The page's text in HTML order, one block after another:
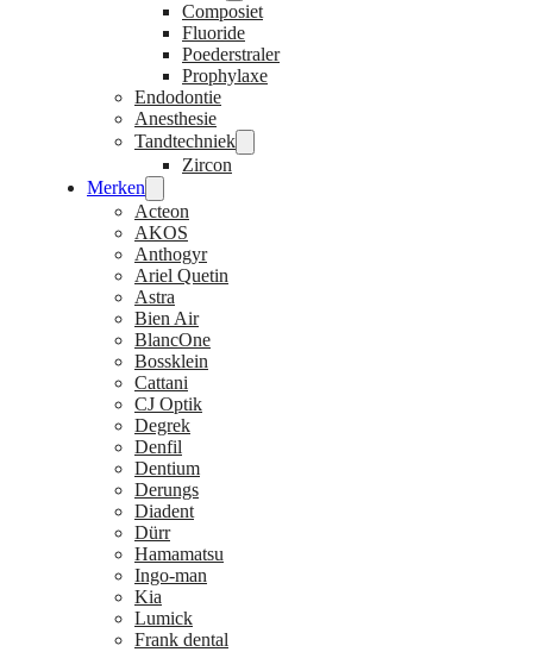
Composiet
Fluoride
Poederstraler
Prophylaxe
Endodontie
Anesthesie
Tandtechniek
Zircon
Merken
Acteon
AKOS
Anthogyr
Ariel Quetin
Astra
Bien Air
BlancOne
Bossklein
Cattani
CJ Optik
Degrek
Denfil
Dentium
Derungs
Diadent
Dürr
Hamamatsu
Ingo-man
Kia
Lumick
Frank dental